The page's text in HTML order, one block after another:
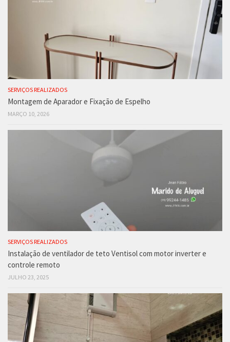
SERVIÇOS REALIZADOS
Montagem de Aparador e Fixação de Espelho
MARÇO 10, 2026
SERVIÇOS REALIZADOS
Instalação de ventilador de teto Ventisol com motor inverter e
controle remoto
JULHO 23, 2025